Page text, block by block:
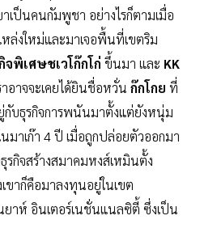
าเป็นคนกัมพูชา อย่างไรก็ตามเมื่อ
ล่งใหม่และมาเจอพื้นที่เขตริม
จพิเศษชเวโก๊กโก่ ขึ้นมา และ KK
อาจจะเคยได้ยินชื่อหวั่น ก๊กโกย ที่
กับธุรกิจการพนันมาตั้งแต่ยังหนุ่ม
มาเก๊า 4 ปี เมื่อถูกปล่อยตัวออกมา
รกิจสร้างสมาคมหงส์เหมินตั้ง
าก็คือมาลงทุนอยู่ในเขต
ยาห์ อินเตอร์เนชั่นแนลซิตี้ ซึ่งเป็น